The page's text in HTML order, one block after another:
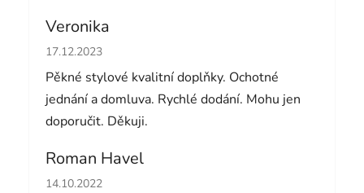
Veronika
Hodnocení obchodu je 5 z 5 hvězdiček.
17.12.2023
Pěkné stylové kvalitní doplňky. Ochotné
jednání a domluva. Rychlé dodání. Mohu jen
doporučit. Děkuji.
Roman Havel
Hodnocení obchodu je 5 z 5 hvězdiček.
14.10.2022